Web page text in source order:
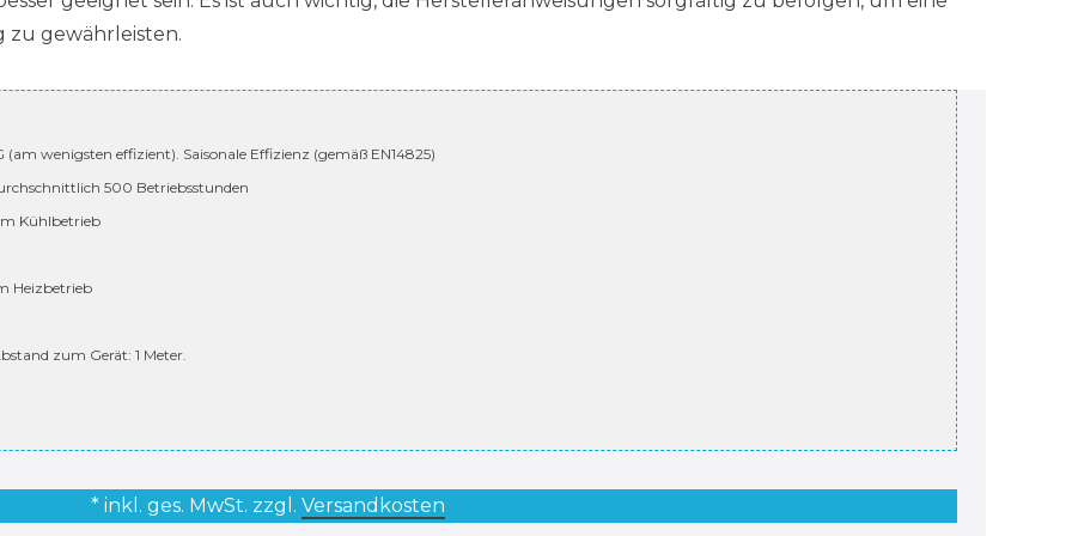
gewährleisten.
wenigsten effizient). Saisonale Effizienz (gemäß EN14825)
500 Betriebsstunden
Kühlbetrieb
Heizbetrieb
zum Gerät: 1 Meter.
* inkl. ges. MwSt. zzgl. Versandkosten